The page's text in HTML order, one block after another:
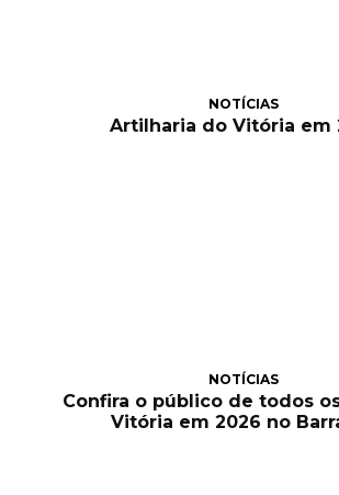
NOTÍCIAS
Artilharia do Vitória em
NOTÍCIAS
Confira o público de todos
Vitória em 2026 no